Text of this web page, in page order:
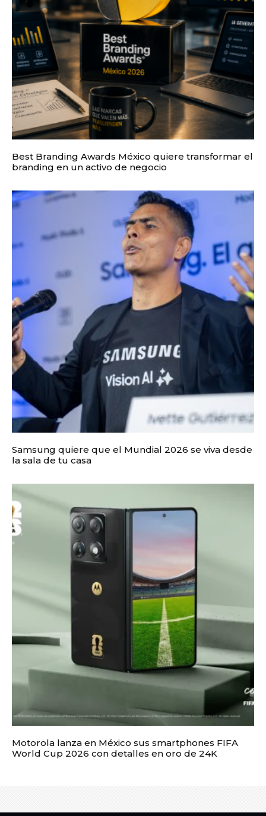
Best Branding Awards México quiere transformar el
branding en un activo de negocio
Samsung quiere que el Mundial 2026 se viva desde
la sala de tu casa
Motorola lanza en México sus smartphones FIFA
World Cup 2026 con detalles en oro de 24K